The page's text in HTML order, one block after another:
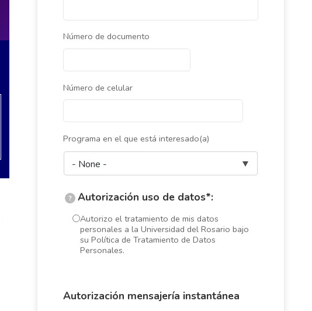
Número de documento
Número de celular
Programa en el que está interesado(a)
? Autorización uso de datos*:
Autorizo el tratamiento de mis datos
personales a la Universidad del Rosario bajo
su Política de Tratamiento de Datos
Personales.
Autorización mensajería instantánea